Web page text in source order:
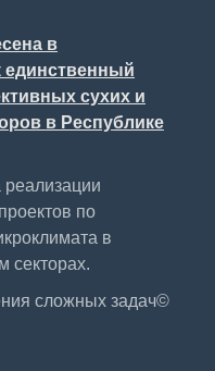
в
единственный
сухих и
в Республике
реализации
по
в
секторах.
сложных задач©